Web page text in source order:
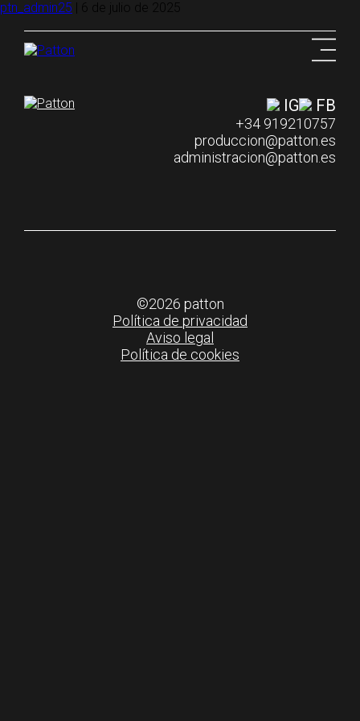
ptn_admin25 | 6 de julio de 2025
IG FB
+34 919210757
produccion@patton.es
administracion@patton.es
©2026 patton
Política de privacidad
Aviso legal
Política de cookies